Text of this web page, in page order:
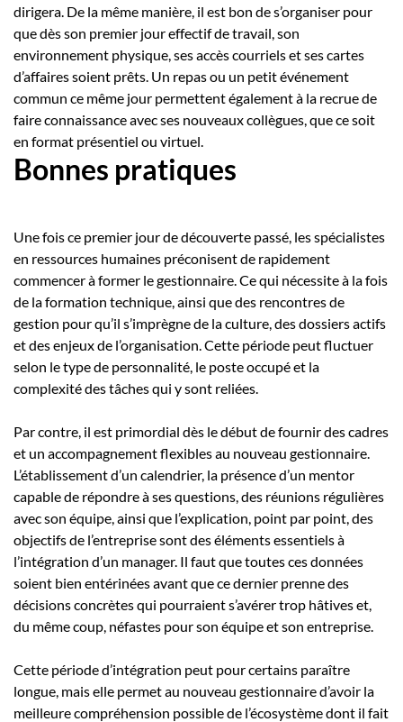
dirigera. De la même manière, il est bon de s’organiser pour
que dès son premier jour effectif de travail, son
environnement physique, ses accès courriels et ses cartes
d’affaires soient prêts. Un repas ou un petit événement
commun ce même jour permettent également à la recrue de
faire connaissance avec ses nouveaux collègues, que ce soit
en format présentiel ou virtuel.
Bonnes pratiques
Une fois ce premier jour de découverte passé, les spécialistes
en ressources humaines préconisent de rapidement
commencer à former le gestionnaire. Ce qui nécessite à la fois
de la formation technique, ainsi que des rencontres de
gestion pour qu’il s’imprègne de la culture, des dossiers actifs
et des enjeux de l’organisation. Cette période peut fluctuer
selon le type de personnalité, le poste occupé et la
complexité des tâches qui y sont reliées.
Par contre, il est primordial dès le début de fournir des cadres
et un accompagnement flexibles au nouveau gestionnaire.
L’établissement d’un calendrier, la présence d’un mentor
capable de répondre à ses questions, des réunions régulières
avec son équipe, ainsi que l’explication, point par point, des
objectifs de l’entreprise sont des éléments essentiels à
l’intégration d’un manager. Il faut que toutes ces données
soient bien entérinées avant que ce dernier prenne des
décisions concrètes qui pourraient s’avérer trop hâtives et,
du même coup, néfastes pour son équipe et son entreprise.
Cette période d’intégration peut pour certains paraître
longue, mais elle permet au nouveau gestionnaire d’avoir la
meilleure compréhension possible de l’écosystème dont il fait